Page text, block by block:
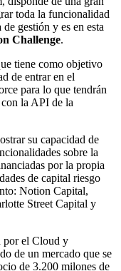
toda la funcionalidad
gestión y es en esta
Challenge.
tiene como objetivo
de entrar en el
para lo que tendrán
con la API de la
su capacidad de
sobre la
por la propia
de capital riesgo
Notion Capital,
Street Capital y
por el Cloud y
de un mercado que se
de 3.200 milones de